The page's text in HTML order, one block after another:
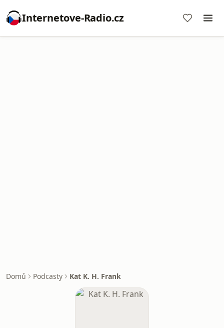
Internetove-Radio.cz
Domů Podcasty Kat K. H. Frank